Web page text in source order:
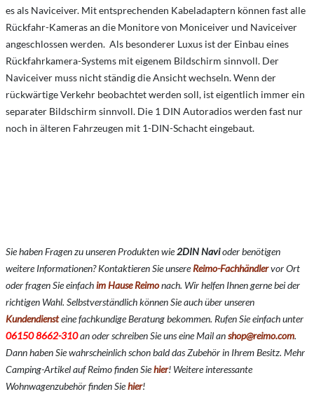
es als Naviceiver. Mit entsprechenden Kabeladaptern können fast alle
Rückfahr-Kameras an die Monitore von Moniceiver und Naviceiver
angeschlossen werden. Als besonderer Luxus ist der Einbau eines
Rückfahrkamera-Systems mit eigenem Bildschirm sinnvoll. Der
Naviceiver muss nicht ständig die Ansicht wechseln. Wenn der
rückwärtige Verkehr beobachtet werden soll, ist eigentlich immer ein
separater Bildschirm sinnvoll. Die 1 DIN Autoradios werden fast nur
noch in älteren Fahrzeugen mit 1-DIN-Schacht eingebaut.
Sie haben Fragen zu unseren Produkten wie2DIN Navioder benötigen
weitere Informationen? Kontaktieren Sie unsereReimo-Fachhändlervor Ort
oder fragen Sie einfachim Hause Reimonach. Wir helfen Ihnen gerne bei der
richtigen Wahl. Selbstverständlich können Sie auch über unseren
Kundendiensteine fachkundige Beratung bekommen. Rufen Sie einfach unter
06150 8662-310an oder schreiben Sie uns eine Mail anshop@reimo.com.
Dann haben Sie wahrscheinlich schon bald das Zubehör in Ihrem Besitz. Mehr
Camping-Artikel auf Reimo finden Siehier! Weitere interessante
Wohnwagenzubehör finden Siehier!